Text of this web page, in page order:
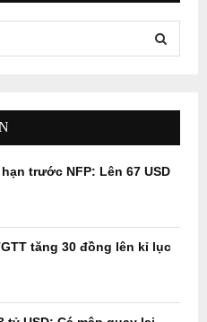
E
A
H
trước NFP: Lên 67 USD
tăng 30 đồng lên kỉ lục